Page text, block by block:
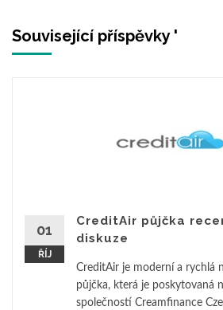
Související příspěvky '
01
ŘÍJ
CreditAir půjčka
diskuze
CreditAir je moderní a rychlá
půjčka, která je poskytovaná
společností Creamfinance